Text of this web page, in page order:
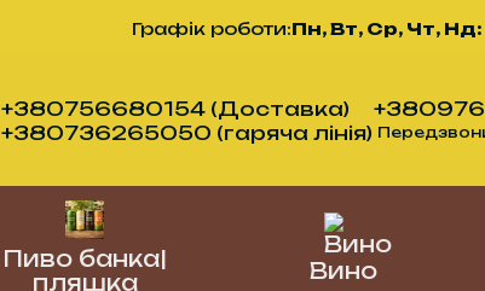
Графік роботи:Пн, Вт, Ср, Чт, Нд:
+380756680154 (Доставка)
+380736265050 (гаряча лінія)
Пиво банка|
пляшка
Вино